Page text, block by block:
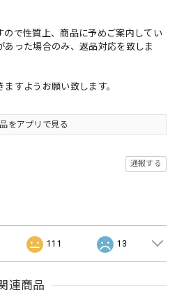
ので性質上、商品に予めご案内してい
あった場合のみ、返品対応を致しま
すようお願い致します。
をアプリで見る
通報する
111 13
連商品